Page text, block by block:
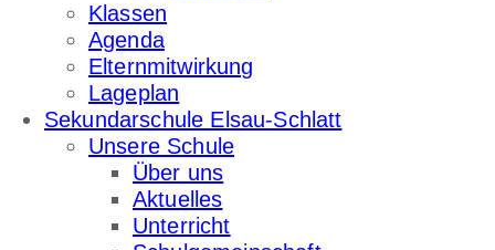
Klassen
Agenda
Elternmitwirkung
Lageplan
Sekundarschule Elsau-Schlatt
Unsere Schule
Über uns
Aktuelles
Unterricht